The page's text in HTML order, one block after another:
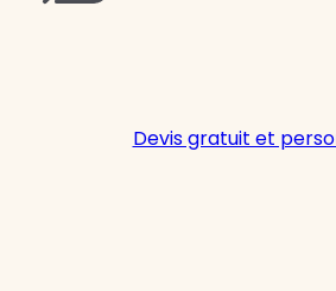
Devis gratuit et